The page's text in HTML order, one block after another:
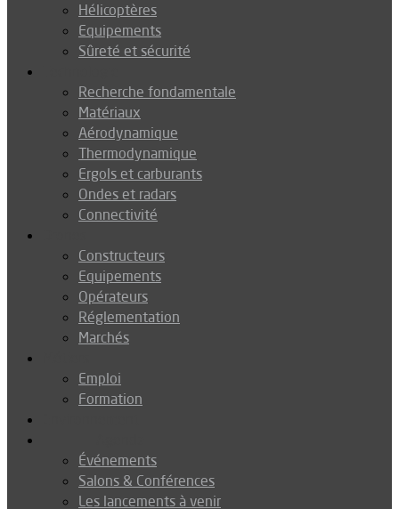
Hélicoptères
Equipements
Sûreté et sécurité
Recherche fondamentale
Matériaux
Aérodynamique
Thermodynamique
Ergols et carburants
Ondes et radars
Connectivité
Constructeurs
Equipements
Opérateurs
Réglementation
Marchés
Emploi
Formation
Événements
Salons & Conférences
Les lancements à venir